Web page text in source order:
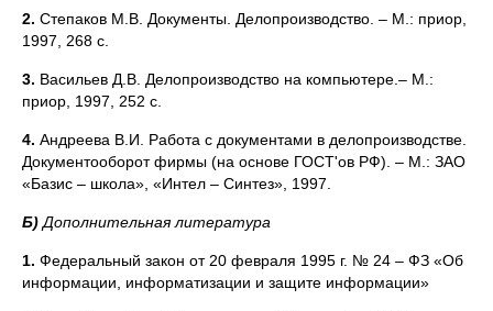
2. Степаков М.В. Документы. Делопроизводство. – М.: приор,
1997, 268 с.
3. Васильев Д.В. Делопроизводство на компьютере.– М.:
приор, 1997, 252 с.
4. Андреева В.И. Работа с документами в делопроизводстве.
Документооборот фирмы (на основе ГОСТ'ов РФ). – М.: ЗАО
«Базис – школа», «Интел – Синтез», 1997.
Б) Дополнительная литература
1. Федеральный закон от 20 февраля 1995 г. № 24 – ФЗ «Об
информации, информатизации и защите информации»